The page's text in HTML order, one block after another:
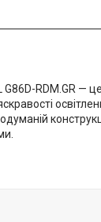
RDM.GR —